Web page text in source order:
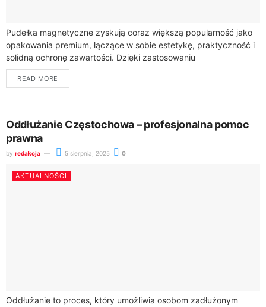
Pudełka magnetyczne zyskują coraz większą popularność jako
opakowania premium, łączące w sobie estetykę, praktyczność i
solidną ochronę zawartości. Dzięki zastosowaniu
magnetycznego zamknięcia oraz certyfikowanej tektury litej,
takie pudełka oferują wysoką...
READ MORE
Oddłużanie Częstochowa – profesjonalna pomoc
prawna
by redakcja 5 sierpnia, 2025 0
AKTUALNOŚCI
Oddłużanie to proces, który umożliwia osobom zadłużonym